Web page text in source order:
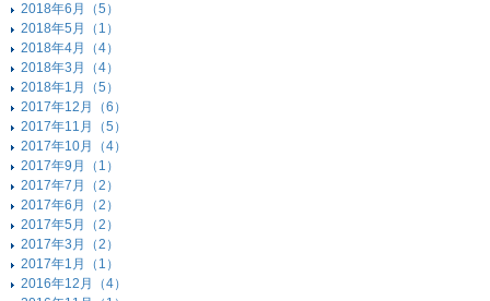
2018年6月（5）
2018年5月（1）
2018年4月（4）
2018年3月（4）
2018年1月（5）
2017年12月（6）
2017年11月（5）
2017年10月（4）
2017年9月（1）
2017年7月（2）
2017年6月（2）
2017年5月（2）
2017年3月（2）
2017年1月（1）
2016年12月（4）